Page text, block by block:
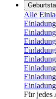
Alle
Für jedes